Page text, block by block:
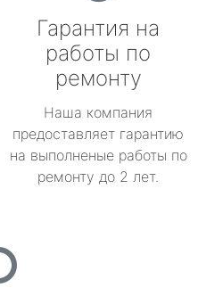
Гарантия на
работы по
ремонту
Наша компания
предоставляет гарантию
на выполненые работы по
ремонту до 2 лет.